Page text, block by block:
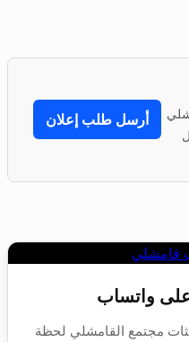
أرسل طلب إعلان
على واتساب
مجتمع القامشلي لحظة